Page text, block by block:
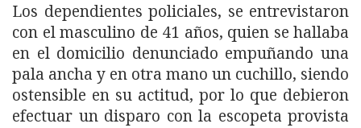
Los dependientes policiales, se entrevistaron
con el masculino de 41 años, quien se hallaba
en el domicilio denunciado empuñando una
pala ancha y en otra mano un cuchillo, siendo
ostensible en su actitud, por lo que debieron
efectuar un disparo con la escopeta provista